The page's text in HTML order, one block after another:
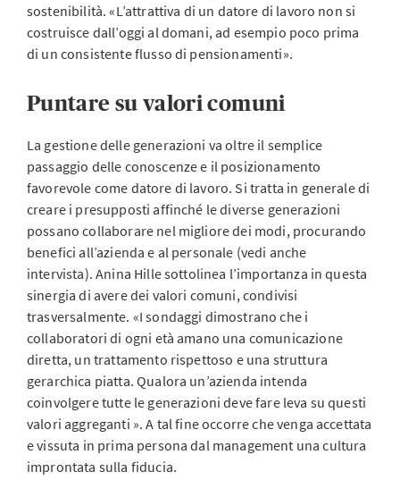
sostenibilità. «L’attrattiva di un datore di lavoro non si
costruisce dall’oggi al domani, ad esempio poco prima
di un consistente flusso di pensionamenti».
Puntare su valori comuni
La gestione delle generazioni va oltre il semplice
passaggio delle conoscenze e il posizionamento
favorevole come datore di lavoro. Si tratta in generale di
creare i presupposti affinché le diverse generazioni
possano collaborare nel migliore dei modi, procurando
benefici all’azienda e al personale (vedi anche
intervista). Anina Hille sottolinea l’importanza in questa
sinergia di avere dei valori comuni, condivisi
trasversalmente. «I sondaggi dimostrano che i
collaboratori di ogni età amano una comunicazione
diretta, un trattamento rispettoso e una struttura
gerarchica piatta. Qualora un’azienda intenda
coinvolgere tutte le generazioni deve fare leva su questi
valori aggreganti ». A tal fine occorre che venga accettata
e vissuta in prima persona dal management una cultura
improntata sulla fiducia.